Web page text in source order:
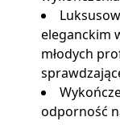
eleganckim
młodych
odporność